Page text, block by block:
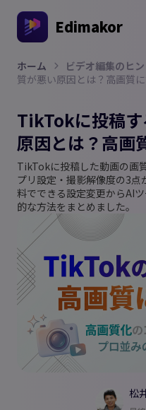
Edimakor
ホーム ビデオ編集のヒン
質が悪い原因とは？高画質
TikTokに投稿す
原因とは？高画
TikTokに投稿した動画の画
プリ設定・撮影解像度の3点
料でできる設定変更からAI
的な方法をまとめました。
松